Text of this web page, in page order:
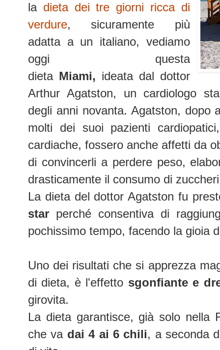
la dieta dei tre giorni ricca di
verdure, sicuramente più
adatta a un italiano, vediamo
oggi questa
dietaMiami, ideata dal dottor
ArthurAgatston, un cardiologo
degli anni novanta. Agatston, dopo
molti dei suoi pazienti
cardiache, fossero anche affetti da
di convincerli a perdere peso,
drasticamente il consumo di
La dieta del dottor Agatston fu
star perché consentiva di
pochissimo tempo, facendo la gioia
Uno dei risultati che si apprezza
di dieta, è l'effetto sgonfiante e
girovita.
La dieta garantisce, già solo nella
che va dai 4 ai 6 chili, a seconda